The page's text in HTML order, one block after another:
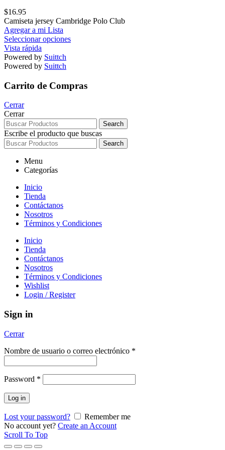
$16.95
Camiseta jersey Cambridge Polo Club
Agregar a mi Lista
Seleccionar opciones
Vista rápida
Powered by Suittch
Powered by Suittch
Carrito de Compras
Cerrar
Cerrar
Search
Escribe el producto que buscas
Search
Menu
Categorías
Inicio
Tienda
Contáctanos
Nosotros
Términos y Condiciones
Inicio
Tienda
Contáctanos
Nosotros
Términos y Condiciones
Wishlist
Login / Register
Sign in
Cerrar
Nombre de usuario o correo electrónico *
Password *
Log in
Lost your password?
Remember me
No account yet? Create an Account
Scroll To Top